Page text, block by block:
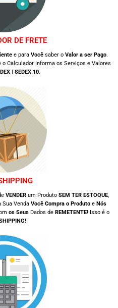
DE FRETE
e para Você saber o Valor a ser Pago.
o Calculador Informa os Serviços e Valores
| SEDEX 10.
VENDER um Produto SEM TER ESTOQUE,
Sua Venda Você Compra o Produtoe Nós
os SeusDados de REMETENTE! Isso é o